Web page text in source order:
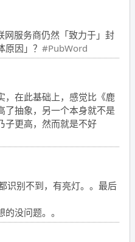
服务商仍然「致力于」封
因」？ #PubWord
在此基础上，感觉比《鹿
了抽象，另一个本身就不是
子更高，然而就是不好
识别不到，有亮灯。。最后
没问题。。